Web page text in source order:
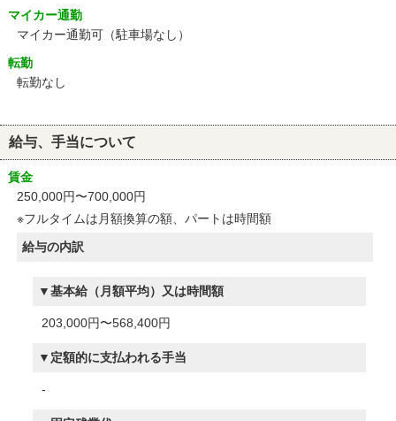
マイカー通勤
マイカー通勤可（駐車場なし）
転勤
転勤なし
給与、手当について
賃金
250,000円〜700,000円
※フルタイムは月額換算の額、パートは時間額
給与の内訳
基本給（月額平均）又は時間額
203,000円〜568,400円
定額的に支払われる手当
-